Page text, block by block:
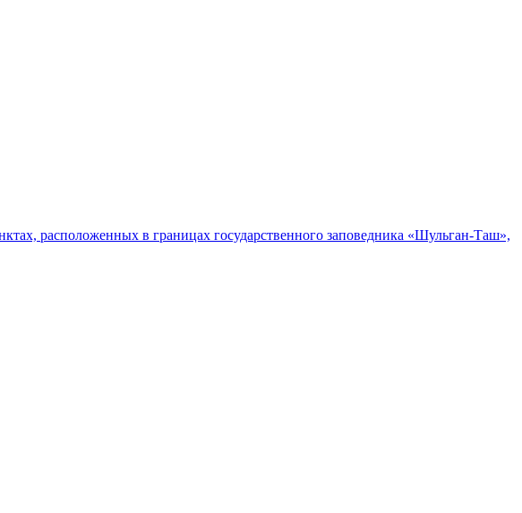
расположенных в границах государственного заповедника «Шульган-Таш»,